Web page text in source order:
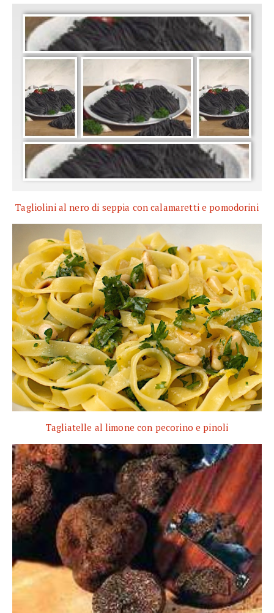
Tagliolini al nero di seppia con calamaretti e pomodorini
Tagliatelle al limone con pecorino e pinoli